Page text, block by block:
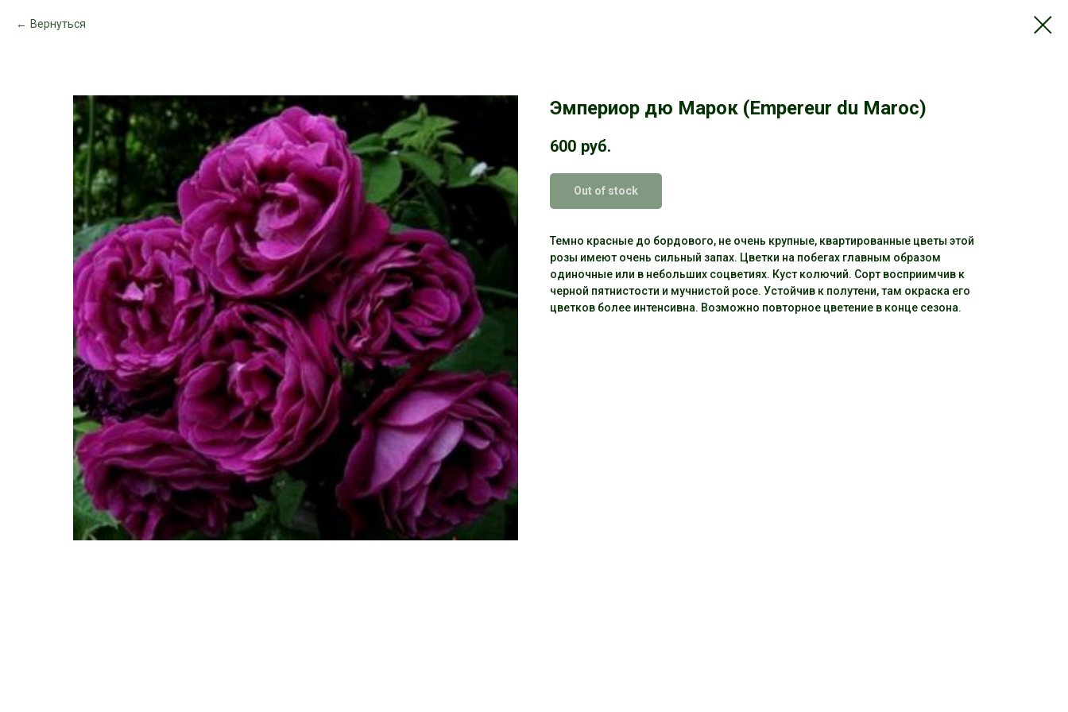
Вернуться
Эмпериор дю Марок (Empereur du Maroc)
600 руб.
Out of stock
Темно красные до бордового, не очень крупные, квартированные цветы этой
розы имеют очень сильный запах. Цветки на побегах главным образом
одиночные или в небольших соцветиях. Куст колючий. Сорт восприимчив к
черной пятнистости и мучнистой росе. Устойчив к полутени, там окраска его
цветков более интенсивна. Возможно повторное цветение в конце сезона.